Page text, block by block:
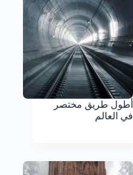
أطول طريق مختصر
في العالم